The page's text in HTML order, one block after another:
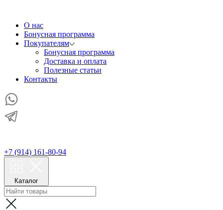
О нас
Бонусная программа
Покупателям
Бонусная программа
Доставка и оплата
Полезные статьи
Контакты
+7 (914) 161-80-94
Каталог